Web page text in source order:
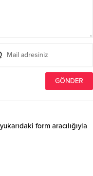
form aracılığıyla